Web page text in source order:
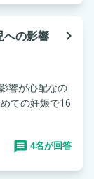
への影響
navigate_next
響が心配なの
4名が回答